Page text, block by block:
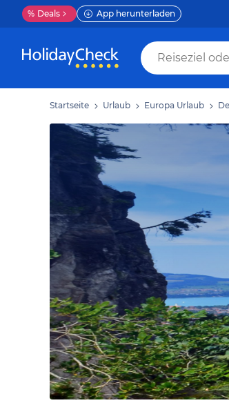
% Deals App herunterladen
Startseite Urlaub Europa Urlaub